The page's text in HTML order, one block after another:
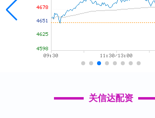
关信达配资